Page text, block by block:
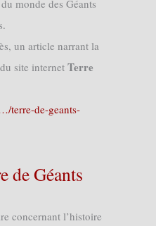
monde des Géants
un article narrant la
site internet Terre
terre-de-geants-
de Géants
concernant l’histoire